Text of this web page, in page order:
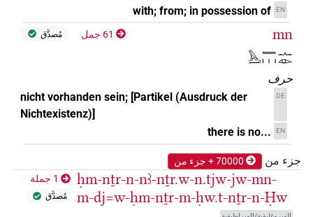
EN
with; from; in possession of
mn
𓅓𓂝𓈖𓏥𓂜𓁹
61 جمل مُصدَّق
حرف
DE
nicht vorhanden sein; [Partikel (Ausdruck der
Nichtexistenz)]
EN
there is no...
جزء من 70000 + جزء من
ḥm-nṯr-n-nꜣ-nṯr.w-n.tjw-jw-mn-
m-dj=w-ḥm-nṯr-m-ḥw.t-nṯr-n-Ḥw
1 جملة
مُصدَّق